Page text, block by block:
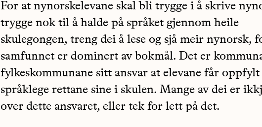
For at nynorskelevane skal bli trygge i å skrive
trygge nok til å halde på språket gjennom heile
skulegongen, treng dei å lese og sjå meir nynorsk,
samfunnet er dominert av bokmål. Det er
fylkeskommunane sitt ansvar at elevane får oppfylt
språklege rettane sine i skulen. Mange av dei er
over dette ansvaret, eller tek for lett på det.